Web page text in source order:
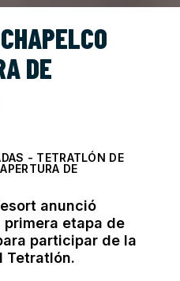
DE
- TETRATLÓN DE
DE
anunció
primera etapa de
participar de la
Tetratlón.